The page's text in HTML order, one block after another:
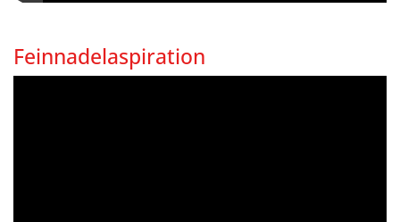
Feinnadelaspiration